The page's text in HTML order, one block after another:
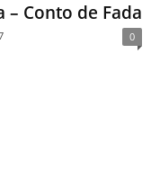
– Conto de Fada
0